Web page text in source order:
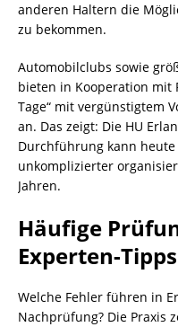
anderen Haltern die
zu bekommen.
Automobilclubs sowie
bieten in Kooperation mit
Tage“ mit vergünstigtem
an. Das zeigt: Die HU
Durchführung kann
unkomplizierter
Jahren.
Häufige
Experten-Tipps
Welche Fehler führen in
Nachprüfung? Die Praxis